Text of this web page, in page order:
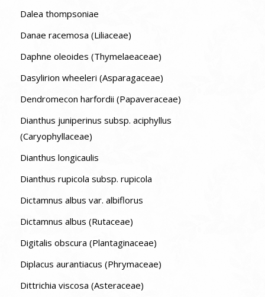
Dalea thompsoniae
Danae racemosa (Liliaceae)
Daphne oleoides (Thymelaeaceae)
Dasylirion wheeleri (Asparagaceae)
Dendromecon harfordii (Papaveraceae)
Dianthus juniperinus subsp. aciphyllus
(Caryophyllaceae)
Dianthus longicaulis
Dianthus rupicola subsp. rupicola
Dictamnus albus var. albiflorus
Dictamnus albus (Rutaceae)
Digitalis obscura (Plantaginaceae)
Diplacus aurantiacus (Phrymaceae)
Dittrichia viscosa (Asteraceae)